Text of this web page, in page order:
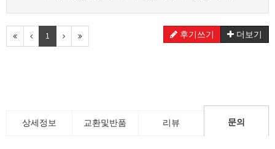
1 후기쓰기 더보기
상세정보 교환및반품 리뷰 문의